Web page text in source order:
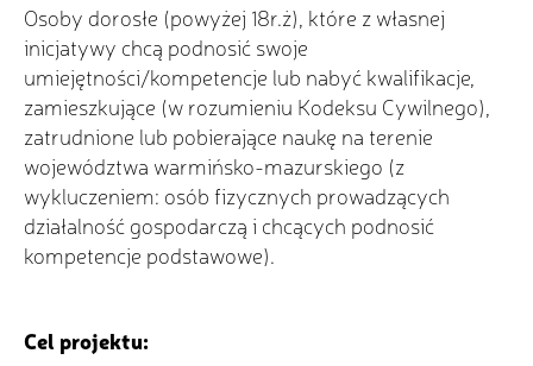
Osoby dorosłe (powyżej 18r.ż), które z własnej
inicjatywy chcą podnosić swoje
umiejętności/kompetencje lub nabyć kwalifikacje,
zamieszkujące (w rozumieniu Kodeksu Cywilnego),
zatrudnione lub pobierające naukę na terenie
województwa warmińsko-mazurskiego (z
wykluczeniem: osób fizycznych prowadzących
działalność gospodarczą i chcących podnosić
kompetencje podstawowe).
Cel projektu: